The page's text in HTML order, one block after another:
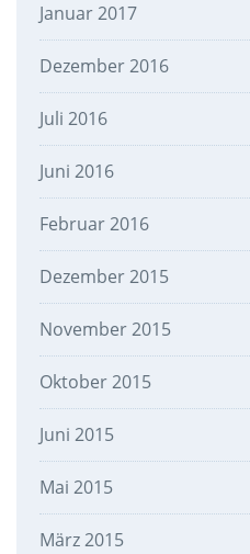
Januar 2017
Dezember 2016
Juli 2016
Juni 2016
Februar 2016
Dezember 2015
November 2015
Oktober 2015
Juni 2015
Mai 2015
März 2015